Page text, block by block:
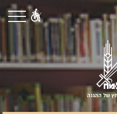
של ההגנה